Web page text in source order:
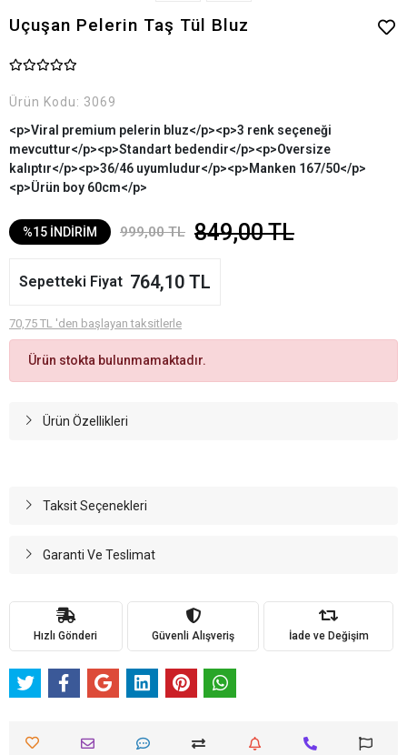
Uçuşan Pelerin Taş Tül Bluz
Ürün Kodu: 3069
<p>Viral premium pelerin bluz</p><p>3 renk seçeneği
mevcuttur</p><p>Standart bedendir</p><p>Oversize
kalıptır</p><p>36/46 uyumludur</p><p>Manken 167/50</p>
<p>Ürün boy 60cm</p>
%15 İNDİRİM 999,00 TL 849,00 TL
Sepetteki Fiyat 764,10 TL
70,75 TL 'den başlayan taksitlerle
Ürün stokta bulunmamaktadır.
Ürün Özellikleri
Taksit Seçenekleri
Garanti Ve Teslimat
Hızlı Gönderi Güvenli Alışveriş İade ve Değişim